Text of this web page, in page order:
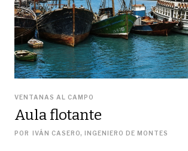
VENTANAS AL CAMPO
Aula flotante
POR IVÁN CASERO, INGENIERO DE MONTES